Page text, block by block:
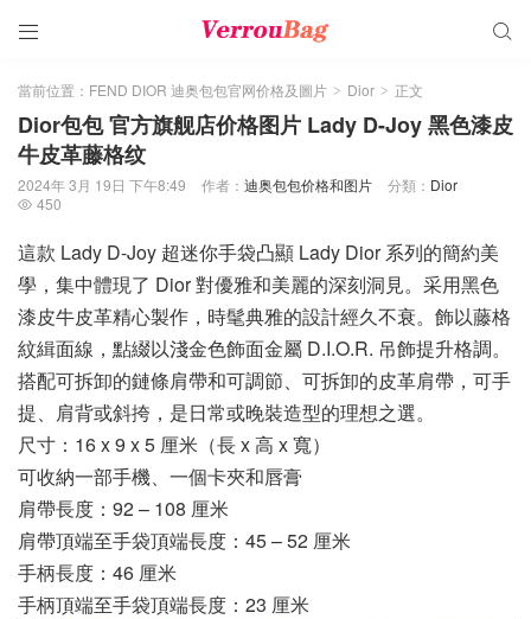
 
當前位置： FEND DIOR 迪奥包包官网价格及圖片 > Dior > 正文
Dior包包 官方旗舰店价格图片 Lady D-Joy 黑色漆皮
牛皮革藤格纹
2024年 3月 19日 下午8:49 作者： 迪奥包包价格和图片 分類： Dior
 450
這款 Lady D-Joy 超迷你手袋凸顯 Lady Dior 系列的簡約美
學，集中體現了 Dior 對優雅和美麗的深刻洞見。采用黑色
漆皮牛皮革精心製作，時髦典雅的設計經久不衰。飾以藤格
紋緝面線，點綴以淺金色飾面金屬 D.I.O.R. 吊飾提升格調。
搭配可拆卸的鏈條肩帶和可調節、可拆卸的皮革肩帶，可手
提、肩背或斜挎，是日常或晚裝造型的理想之選。
尺寸：16 x 9 x 5 厘米（長 x 高 x 寬）
可收納一部手機、一個卡夾和唇膏
肩帶長度：92 – 108 厘米
肩帶頂端至手袋頂端長度：45 – 52 厘米
手柄長度：46 厘米
手柄頂端至手袋頂端長度：23 厘米